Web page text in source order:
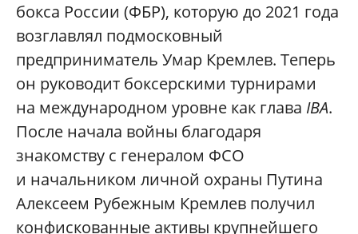
бокса России (ФБР), которую до 2021 года
возглавлял подмосковный
предприниматель Умар Кремлев. Теперь
он руководит боксерскими турнирами
на международном уровне как глава IBA.
После начала войны благодаря
знакомству с генералом ФСО
и начальником личной охраны Путина
Алексеем Рубежным Кремлев получил
конфискованные активы крупнейшего